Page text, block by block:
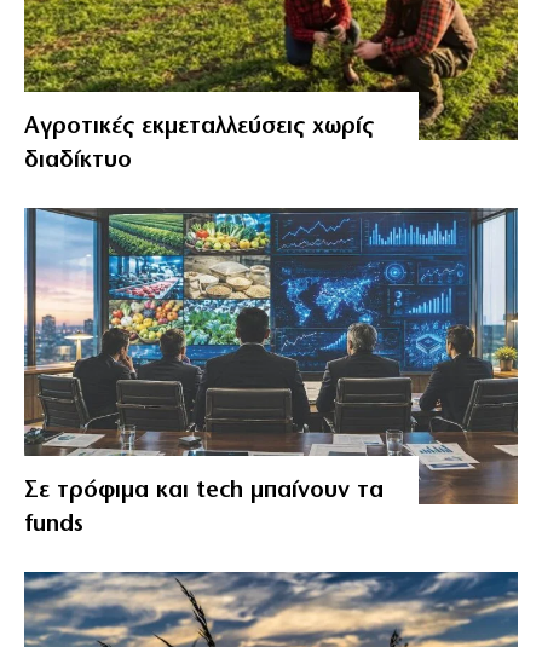
Αγροτικές εκμεταλλεύσεις χωρίς
διαδίκτυο
Σε τρόφιμα και tech μπαίνουν τα
funds